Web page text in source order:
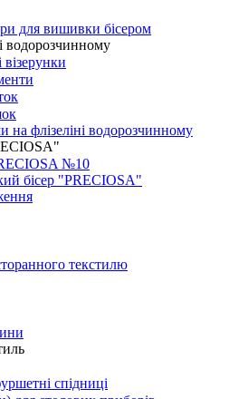
для вишивки бісером
водорозчинному
візерунки
на флізеліні водорозчинному
№10
бісер "PRECIOSA"
текстилю
спідниці